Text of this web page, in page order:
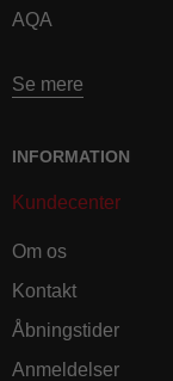
AQA
Se mere
INFORMATION
Kundecenter
Om os
Kontakt
Åbningstider
Anmeldelser